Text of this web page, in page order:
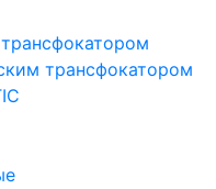
трансфокатором